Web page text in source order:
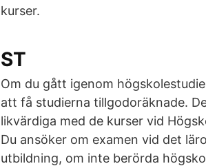
kurser.
ST
Om du gått igenom
att få studierna tillgodoräknade.
likvärdiga med de kurser vid
Du ansöker om examen vid det
utbildning, om inte berörda